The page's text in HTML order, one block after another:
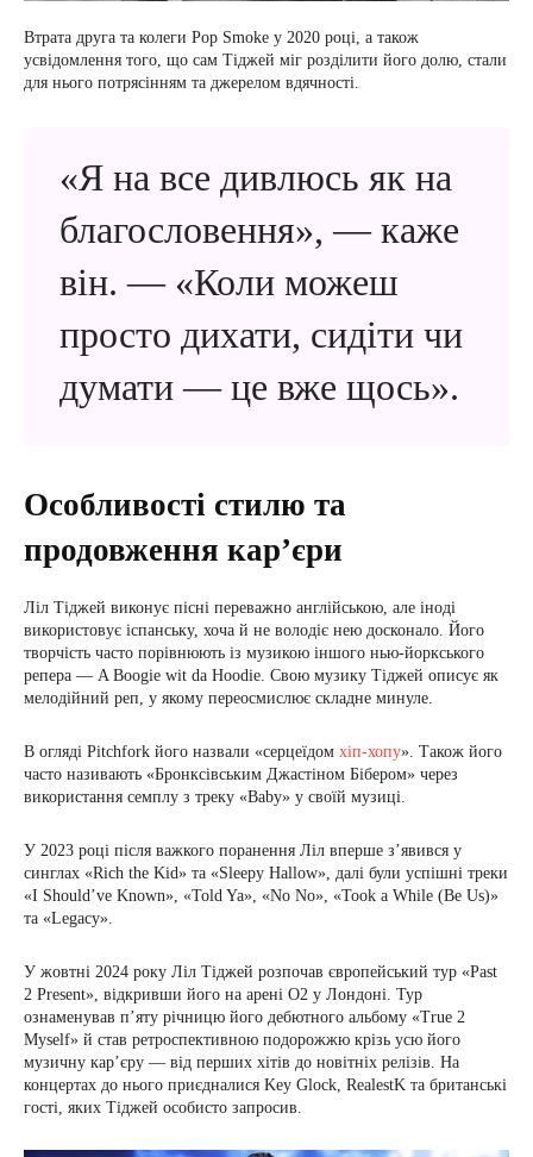
Втрата друга та колеги Pop Smoke у 2020 році, а також
усвідомлення того, що сам Тіджей міг розділити його долю, стали
для нього потрясінням та джерелом вдячності.
«Я на все дивлюсь як на
благословення», — каже
він. — «Коли можеш
просто дихати, сидіти чи
думати — це вже щось».
Особливості стилю та
продовження карʼєри
Ліл Тіджей виконує пісні переважно англійською, але іноді
використовує іспанську, хоча й не володіє нею досконало. Його
творчість часто порівнюють із музикою іншого нью-йоркського
репера — A Boogie wit da Hoodie. Свою музику Тіджей описує як
мелодійний реп, у якому переосмислює складне минуле.
В огляді Pitchfork його назвали «серцеїдом хіп-хопу». Також його
часто називають «Бронксівським Джастіном Бібером» через
використання семплу з треку «Baby» у своїй музиці.
У 2023 році після важкого поранення Ліл вперше з’явився у
синглах «Rich the Kid» та «Sleepy Hallow», далі були успішні треки
«I Should’ve Known», «Told Ya», «No No», «Took a While (Be Us)»
та «Legacy».
У жовтні 2024 року Ліл Тіджей розпочав європейський тур «Past
2 Present», відкривши його на арені O2 у Лондоні. Тур
ознаменував п’яту річницю його дебютного альбому «True 2
Myself» й став ретроспективною подорожжю крізь усю його
музичну кар’єру — від перших хітів до новітніх релізів. На
концертах до нього приєдналися Key Glock, RealestK та британські
гості, яких Тіджей особисто запросив.